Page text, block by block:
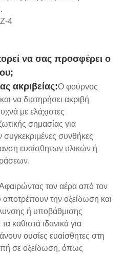
4
να σας προσφέρει ο
ακριβείας:Ο φούρνος
να διατηρήσει ακριβή
με ελάχιστες
σημασίας για
συγκεκριμένες συνθήκες
ευαίσθητων υλικών ή
τον αέρα από τον
την οξείδωση και
ή υποβάθμισης
καθιστά ιδανικά για
ουσίες ευαίσθητες στη
σε οξείδωση, όπως